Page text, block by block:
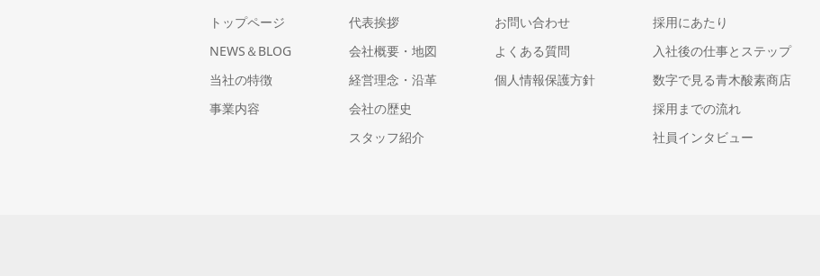
トップページ
NEWS＆BLOG
当社の特徴
事業内容
代表挨拶
会社概要・地図
経営理念・沿革
会社の歴史
スタッフ紹介
お問い合わせ
よくある質問
個人情報保護方針
採用にあたり
入社後の仕事とステップ
数字で見る青木酸素商店
採用までの流れ
社員インタビュー